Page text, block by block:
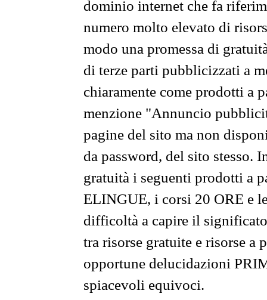
dominio internet che fa
numero molto elevato di
modo una promessa di
di terze parti pubblicizzati a
chiaramente come prodotti a
menzione "Annuncio
pagine del sito ma non
da password, del sito stesso.
gratuità i seguenti prodotti a
ELINGUE, i corsi 20 ORE e
difficoltà a capire il
tra risorse gratuite e risorse a
opportune delucidazioni
spiacevoli equivoci.